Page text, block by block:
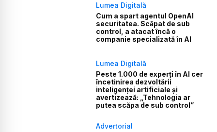
Lumea Digitală
Cum a spart agentul OpenAI
securitatea. Scăpat de sub
control, a atacat încă o
companie specializată în AI
Lumea Digitală
Peste 1.000 de experți în AI cer
încetinirea dezvoltării
inteligenței artificiale și
avertizează: „Tehnologia ar
putea scăpa de sub control”
Advertorial